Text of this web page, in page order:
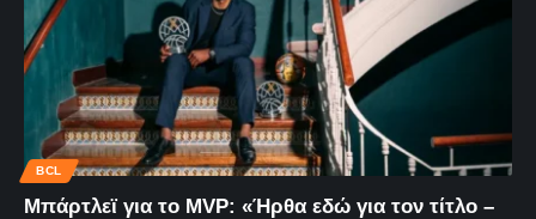
BCL
Μπάρτλεϊ για το MVP: «Ήρθα εδώ για τον τίτλο –